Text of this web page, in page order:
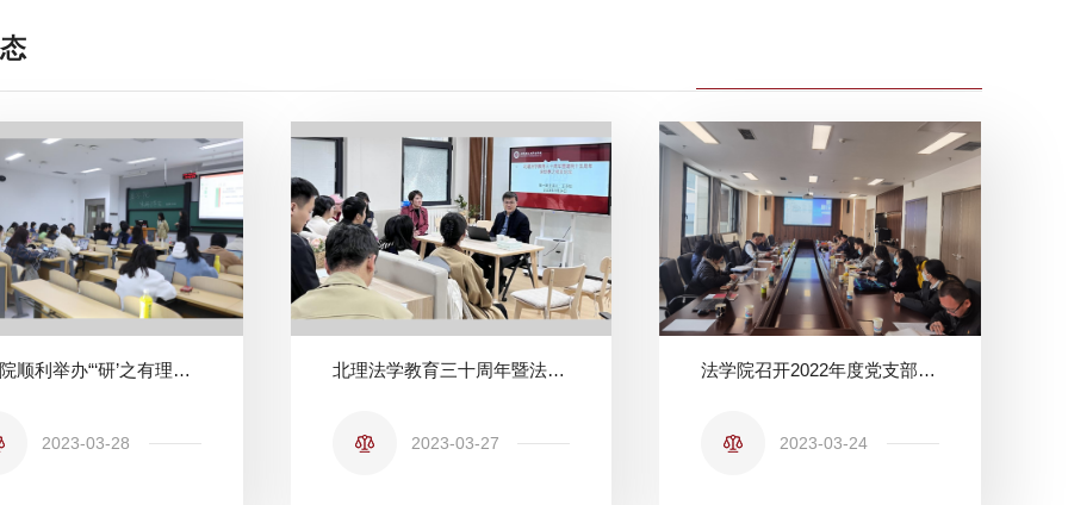
法学院顺利举办“‘研’之有理，‘研’途有你”保研分享会
2023-03-28
北理法学教育三十周年暨法学院建院十五周年活动季之校友论坛第一期
2023-03-27
法学院召开2022年度党支部书记述职评议会
2023-03-24